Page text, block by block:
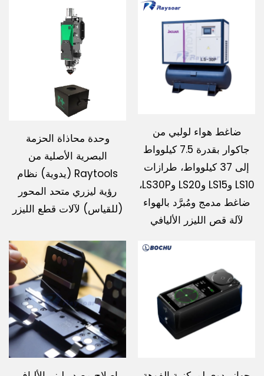
ضاغط هواء لولبي من
جاكوار بقدرة 7.5 كيلوواط
إلى 37 كيلوواط، طرازات
LS10 وLS15 وLS20 وLS30P،
ضاغط مدمج ومُبرَّد بالهواء
لآلة قص الليزر الأليافي
وحدة محاذاة الحزمة
البصرية الأصلية من
Raytools (يدوية) نظام
رؤية ليزري متحد المحور
(للقياس) لآلات قطع الليزر